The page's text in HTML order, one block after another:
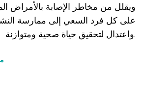
ويقلل من مخاطر الإصابة بالأمراض
على كل فرد السعي إلى ممارسة
واعتدال لتحقيق حياة صحية ومتوازنة.